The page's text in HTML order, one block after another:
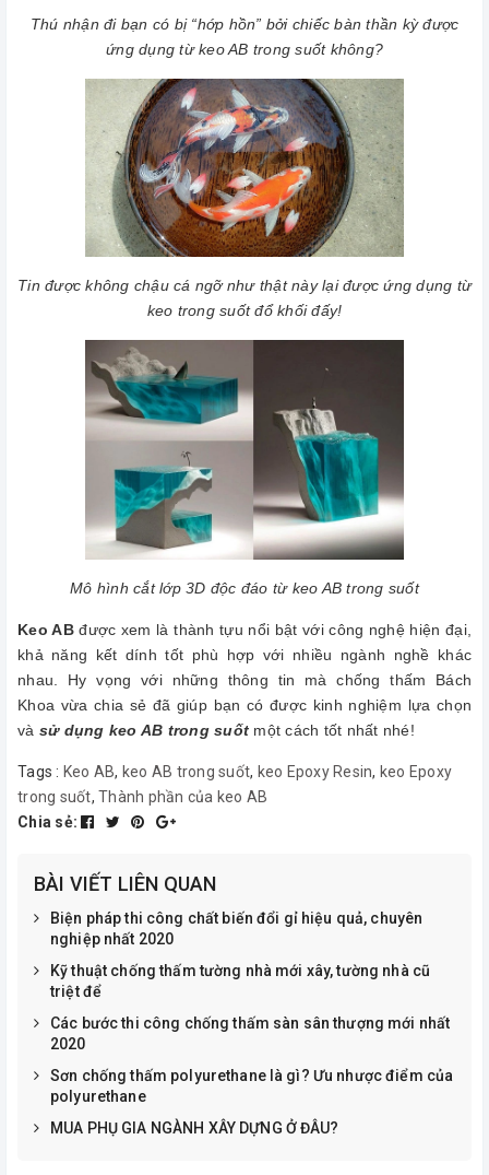
Thú nhận đi bạn có bị “hớp hồn” bởi chiếc bàn thần kỳ được
ứng dụng từ keo AB trong suốt không?
Tin được không chậu cá ngỡ như thật này lại được ứng dụng từ
keo trong suốt đổ khối đấy!
Mô hình cắt lớp 3D độc đáo từ keo AB trong suốt
Keo ABđược xem là thành tựu nổi bật với công nghệ hiện đại,
khả năng kết dính tốt phù hợp với nhiều ngành nghề khác
nhau. Hy vọng với những thông tin mà chống thấm Bách
Khoa vừa chia sẻ đã giúp bạn có được kinh nghiệm lựa chọn
và sử dụng keo AB trong suốt một cách tốt nhất nhé!
Tags : Keo AB, keo AB trong suốt, keo Epoxy Resin, keo Epoxy
trong suốt, Thành phần của keo AB
Chia sẻ:
BÀI VIẾT LIÊN QUAN
Biện pháp thi công chất biến đổi gỉ hiệu quả, chuyên
nghiệp nhất 2020
Kỹ thuật chống thấm tường nhà mới xây, tường nhà cũ
triệt để
Các bước thi công chống thấm sàn sân thượng mới nhất
2020
Sơn chống thấm polyurethane là gì? Ưu nhược điểm của
polyurethane
MUA PHỤ GIA NGÀNH XÂY DỰNG Ở ĐÂU?